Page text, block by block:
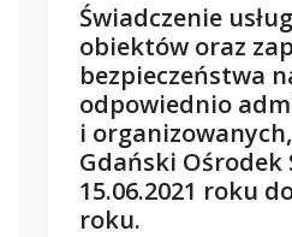
Świadczenie
obiektów oraz
bezpieczeństwa
odpowiednio
i
Gdański Ośrodek
15.06.2021 roku
roku.